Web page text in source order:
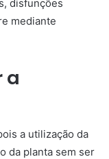
disfunções
mediante
a
a utilização da
da planta sem ser